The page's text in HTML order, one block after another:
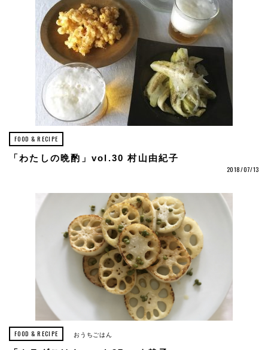
FOOD & RECIPE
「わたしの晩酌」vol.30 村山由紀子
2018/07/13
FOOD & RECIPE おうちごはん